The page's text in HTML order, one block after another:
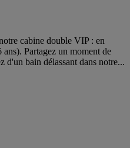
cabine double VIP : en
Partagez un moment de
d'un bain délassant dans notre...